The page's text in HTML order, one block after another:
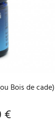
Bois de cade)
€